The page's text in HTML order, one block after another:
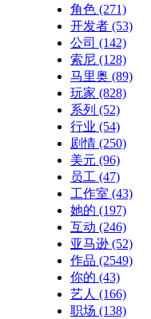
角色 (271)
开发者 (53)
公司 (142)
索尼 (128)
马里奥 (89)
玩家 (828)
系列 (52)
行业 (54)
剧情 (250)
美元 (96)
员工 (47)
工作室 (43)
她的 (197)
互动 (246)
亚马逊 (52)
作品 (2549)
你的 (43)
艺人 (166)
职场 (138)